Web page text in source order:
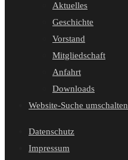
Aktuelles
Geschichte
Vorstand
Mitgliedschaft
Anfahrt
Downloads
Website-Suche umschalten
Datenschutz
Impressum